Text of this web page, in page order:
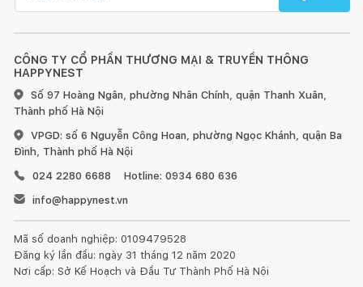
CÔNG TY CỔ PHẦN THƯƠNG MẠI & TRUYỀN THÔNG
HAPPYNEST
Số 97 Hoàng Ngân, phường Nhân Chính, quận Thanh Xuân,
Thành phố Hà Nội
VPGD: số 6 Nguyễn Công Hoan, phường Ngọc Khánh, quận Ba
Đình, Thành phố Hà Nội
024 2280 6688
Hotline: 0934 680 636
info@happynest.vn
Mã số doanh nghiệp: 0109479528
Đăng ký lần đầu: ngày 31 tháng 12 năm 2020
Nơi cấp: Sở Kế Hoạch và Đầu Tư Thành Phố Hà Nội